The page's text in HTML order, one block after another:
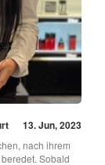
13. Jun, 2023
nach ihrem
Sobald